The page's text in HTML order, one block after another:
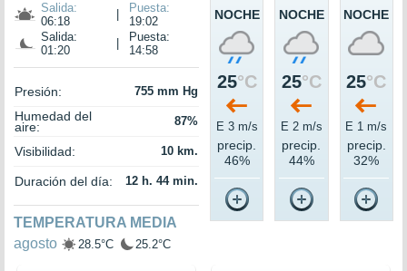
Salida:
06:18
Puesta:
19:02
Salida:
01:20
Puesta:
14:58
Presión: 755 mm Hg
Humedad del
aire: 87%
Visibilidad: 10 km.
Duración del día: 12 h. 44 min.
TEMPERATURA MEDIA
agosto
28.5°C 25.2°C
NOCHE
25°C
E 3 m/s
precip.
46%
NOCHE
25°C
E 2 m/s
precip.
44%
NOCHE
25°C
E 1 m/s
precip.
32%